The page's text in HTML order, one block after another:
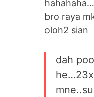
bro raya
oloh2 sian
dah